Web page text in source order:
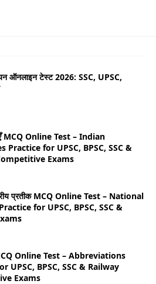
ऑनलाइन टेस्ट 2026: SSC, UPSC,
MCQ Online Test – Indian
Practice for UPSC, BPSC, SSC &
Exams
प्रतीक MCQ Online Test – National
for UPSC, BPSC, SSC &
Online Test – Abbreviations
UPSC, BPSC, SSC & Railway
Exams